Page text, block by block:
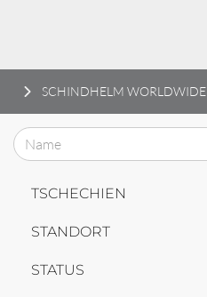
SCHINDHELM WORLDWIDE
TSCHECHIEN
STANDORT
STATUS